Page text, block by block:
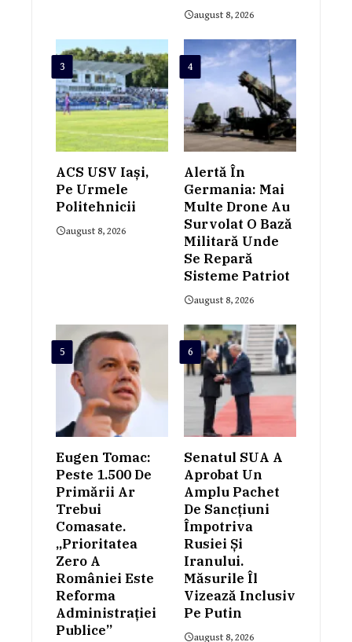
august 8, 2026
3
ACS USV Iași,
Pe Urmele
Politehnicii
august 8, 2026
4
Alertă În
Germania: Mai
Multe Drone Au
Survolat O Bază
Militară Unde
Se Repară
Sisteme Patriot
august 8, 2026
5
Eugen Tomac:
Peste 1.500 De
Primării Ar
Trebui
Comasate.
„Prioritatea
Zero A
României Este
Reforma
Administrației
Publice”
6
Senatul SUA A
Aprobat Un
Amplu Pachet
De Sancțiuni
Împotriva
Rusiei Și
Iranului.
Măsurile Îl
Vizează Inclusiv
Pe Putin
august 8, 2026